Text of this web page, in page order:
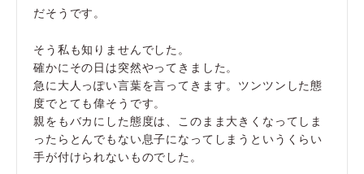
だそうです。
そう私も知りませんでした。
確かにその日は突然やってきました。
急に大人っぽい言葉を言ってきます。ツンツンした態
度でとても偉そうです。
親をもバカにした態度は、このまま大きくなってしま
ったらとんでもない息子になってしまうというくらい
手が付けられないものでした。